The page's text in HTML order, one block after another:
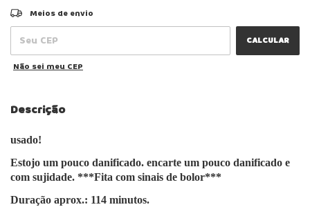
Entregas para o CEP:
Meios de envio
CALCULAR
Não sei meu CEP
Descrição
usado!
Estojo um pouco danificado. encarte um pouco danificado e
com sujidade. ***Fita com sinais de bolor***
Duração aprox.: 114 minutos.